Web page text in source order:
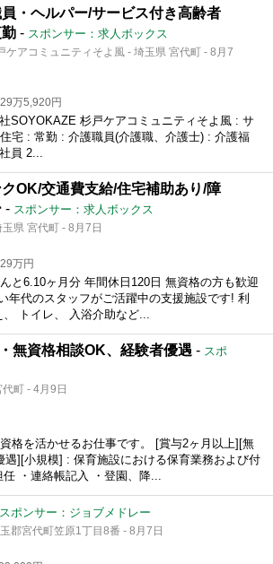
・ヘルパー/サービス付き高齢者
- スポンサー：求人ボックス
ケアコミュニティそよ風 - 埼玉県 宮代町 - 8月7
万5,920円
SOYOKAZE 杉戸ケアコミュニティそよ風 : サ
宅 : 常勤 : 介護職員(介護職、介護士) : 介護福
員 2...
OK/交通費支給/住宅補助あり/障
- スポンサー：求人ボックス
県 宮代町 - 8月7日
万円
と6.10ヶ月分 年間休日120日 無資格の方も歓迎
年代のスタッフがご活躍中の支援施設です! 利
トイレ、 入浴介助など...
無資格相談OK、経験者優遇 - スポ
町 - 4月9日
資格を活かせるお仕事です。 [賞与2ヶ月以上][無
遇][小規模] : 保育施設における保育業務および付
・連絡帳記入 ・登園、降...
スポンサー：ジョブメドレー
郡宮代町笠原1丁目8番 - 8月7日